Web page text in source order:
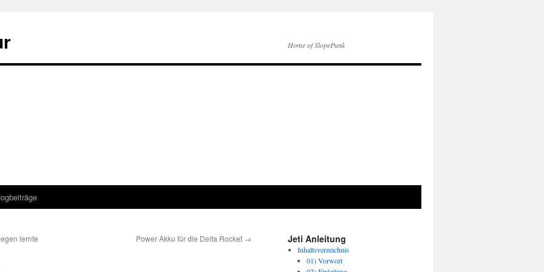
Home of SlopePunk
lernte Power Akku für die Delta Rocket → Jeti Anleitung
Inhaltsverzeichnis
01) Vorwort